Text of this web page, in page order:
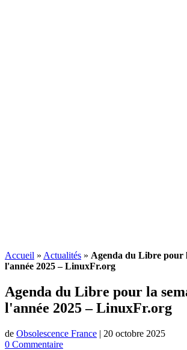
Accueil » Actualités » Agenda du Libre pour
l'année 2025 – LinuxFr.org
Agenda du Libre pour la
l'année 2025 – LinuxFr.org
de Obsolescence France | 20 octobre 2025
0 Commentaire